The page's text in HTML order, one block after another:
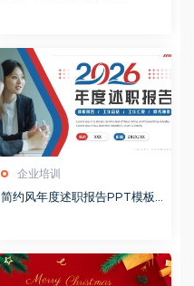
企业培训
简约风年度述职报告PPT模板2